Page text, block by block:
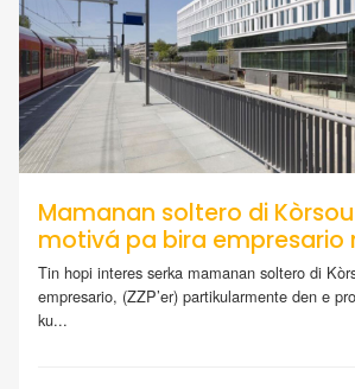
Mamanan soltero di
motivá pa bira empresario
Tin hopi interes serka mamanan soltero di
empresario, (ZZP’er) partikularmente den e
ku...